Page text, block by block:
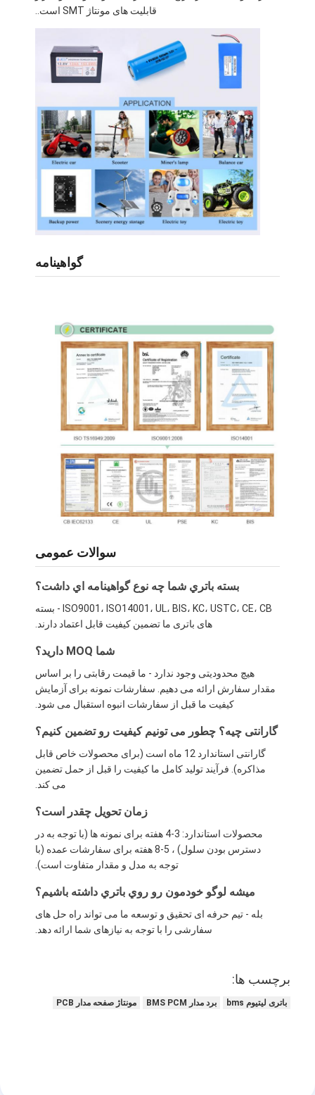
تور کارخانه
کنترل کیفیت
با ما تماس بگیرید
پرونده ها
حالا حرف بزن
بسته باتری LiFePO4
باتری چرخه عمیق
BMS PCB PCM
بسته باتری سفارشی
پک باتری دوچرخه E
باتری های لیتیوم یو پی اس
بسته باتری هیدرید فلزی نیکل
قابلیت های مونتاژ SMT است..
گواهینامه
سوالات عمومی
بسته باتري شما چه نوع گواهينامه اي داشت؟
ISO9001، ISO14001، UL، BIS، KC، USTC، CE، CB - بسته
های باتری ما تضمین کیفیت قابل اعتماد دارند.
شما MOQ دارید؟
هیچ محدودیتی وجود ندارد - ما قیمت رقابتی را بر اساس
مقدار سفارش ارائه می دهیم. سفارشات نمونه برای آزمایش
کیفیت ما قبل از سفارشات انبوه استقبال می شود.
گارانتی چیه؟ چطور می تونیم کیفیت رو تضمین کنیم؟
گارانتی استاندارد 12 ماه است (برای محصولات خاص قابل
مذاکره). فرآیند تولید کامل ما کیفیت را قبل از حمل تضمین
می کند.
زمان تحویل چقدر است؟
محصولات استاندارد: 3-4 هفته برای نمونه ها (با توجه به در
دسترس بودن سلول) ، 5-8 هفته برای سفارشات عمده (با
توجه به مدل و مقدار متفاوت است).
ميشه لوگو خودمون رو روي باتري داشته باشيم؟
بله - تیم حرفه ای تحقیق و توسعه ما می تواند راه حل های
سفارشی را با توجه به نیازهای شما ارائه دهد.
برچسب ها:
باتری لیتیوم bms برد مدار BMS PCM مونتاژ صفحه مدار PCB